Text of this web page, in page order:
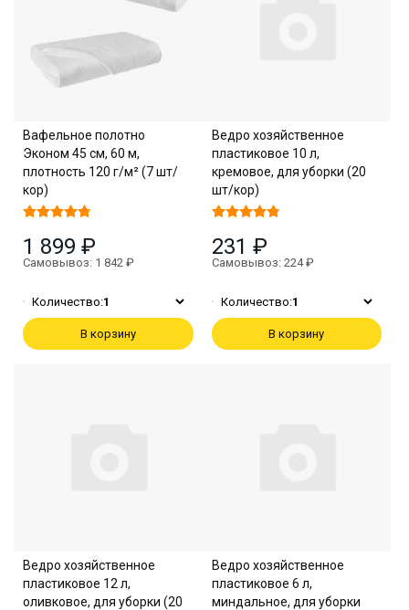
Вафельное полотно
Эконом 45 см, 60 м,
плотность 120 г/м² (7 шт/
кор)
1 899 ₽
Самовывоз: 1 842 ₽
Количество:1
В корзину
Ведро хозяйственное
пластиковое 10 л,
кремовое, для уборки (20
шт/кор)
231 ₽
Самовывоз: 224 ₽
Количество:1
В корзину
Ведро хозяйственное
пластиковое 12 л,
оливковое, для уборки (20
Ведро хозяйственное
пластиковое 6 л,
миндальное, для уборки